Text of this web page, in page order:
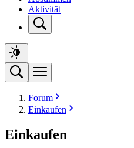
Aktivität
Forum
Einkaufen
Einkaufen